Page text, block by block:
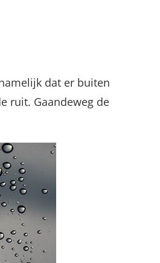
dat er buiten
ruit. Gaandeweg de